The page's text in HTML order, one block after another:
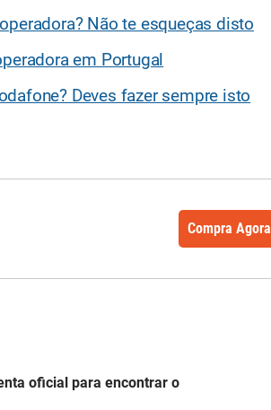
Não te esqueças disto
em Portugal
Deves fazer sempre isto
Compra Agora
oficial para encontrar o